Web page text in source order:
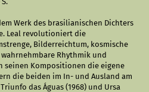
Werk des brasilianischen Dichters
Leal revolutioniert die
Bilderreichtum, kosmische
Rhythmik und
seinen Kompositionen die eigene
die beiden im In- und Ausland am
das Águas (1968) und Ursa